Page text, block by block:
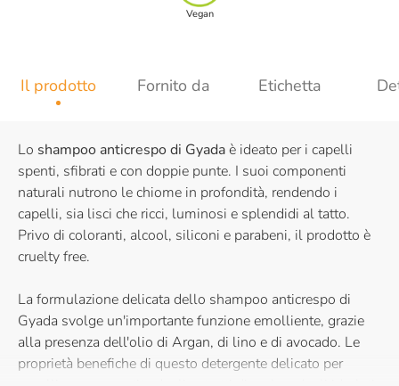
Vegan
Il prodotto Fornito da Etichetta
Lo shampoo anticrespo di Gyadaè ideato per i capelli
spenti, sfibrati e con doppie punte. I suoi componenti
naturali nutrono le chiome in profondità, rendendo i
capelli, sia lisci che ricci, luminosi e splendidi al tatto.
Privo di coloranti, alcool, siliconi e parabeni, il prodotto è
cruelty free.
La formulazione delicata dello shampoo anticrespo di
Gyada svolge un'importante funzione emolliente, grazie
alla presenza dell'olio di Argan, di lino e di avocado. Le
proprietà benefiche di questo detergente delicato per